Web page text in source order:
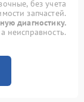
без учета
запчастей.
диагностику.
неисправность.